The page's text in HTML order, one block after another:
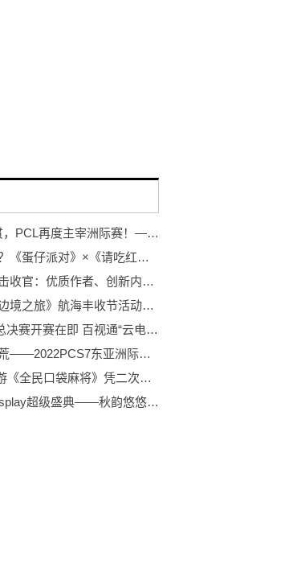
NH战队实现大满贯，PCL再度主宰洲际赛！——2022PCS7东亚洲际赛完美收官
建勋健身了解一下？《蛋仔派对》×《请吃红小豆吧！》联动2.0现已开启
快手二次元夏日暴击收官：优质作者、创新内容助力品牌打造爆款营销案例
国风地图上线！《边境之旅》航海丰收节活动现已开启
S12英雄联盟全球总决赛开赛在即 百视通“云电竞”大屏全程独家直播
力登绝顶，纵横八荒——2022PCS7东亚洲际赛蓄势待发！
新游试玩 | 国风手游《全民口袋麻将》凭二次元女友火爆出圈！
中国国际动漫节cosplay超级盛典——秋韵悠悠金秋国庆动漫季盛大来袭！